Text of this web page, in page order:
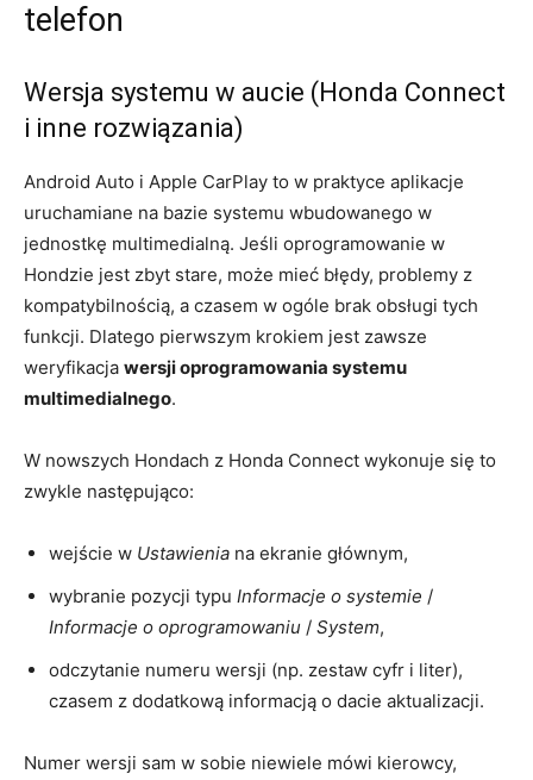
telefon
Wersja systemu w aucie (Honda Connect
i inne rozwiązania)
Android Auto i Apple CarPlay to w praktyce aplikacje
uruchamiane na bazie systemu wbudowanego w
jednostkę multimedialną. Jeśli oprogramowanie w
Hondzie jest zbyt stare, może mieć błędy, problemy z
kompatybilnością, a czasem w ogóle brak obsługi tych
funkcji. Dlatego pierwszym krokiem jest zawsze
weryfikacja wersji oprogramowania systemu
multimedialnego.
W nowszych Hondach z Honda Connect wykonuje się to
zwykle następująco:
wejście w Ustawienia na ekranie głównym,
wybranie pozycji typu Informacje o systemie /
Informacje o oprogramowaniu / System,
odczytanie numeru wersji (np. zestaw cyfr i liter),
czasem z dodatkową informacją o dacie aktualizacji.
Numer wersji sam w sobie niewiele mówi kierowcy,